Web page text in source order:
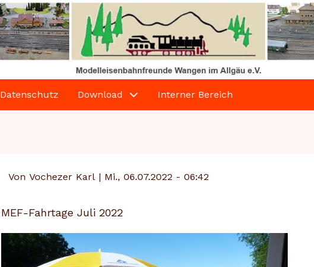
Datenschutz Download Interner Bereich
Von Vochezer Karl| Mi., 06.07.2022 - 06:42
MEF-Fahrtage Juli 2022